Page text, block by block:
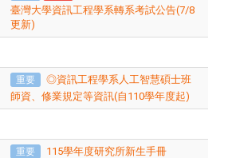
臺灣大學資訊工程學系轉系考試公告(7/8
更新)
重要
◎資訊工程學系人工智慧碩士班
師資、修業規定等資訊(自110學年度起)
重要 115學年度研究所新生手冊